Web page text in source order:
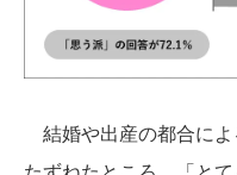
結婚や出産の都合に